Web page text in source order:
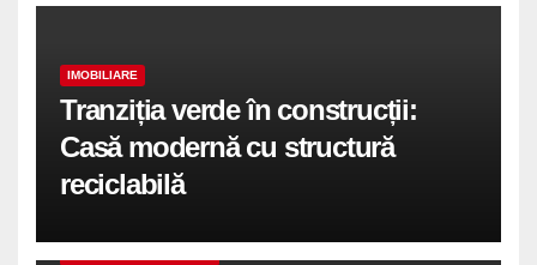
IMOBILIARE
Tranziția verde în construcții:
Casă modernă cu structură
reciclabilă